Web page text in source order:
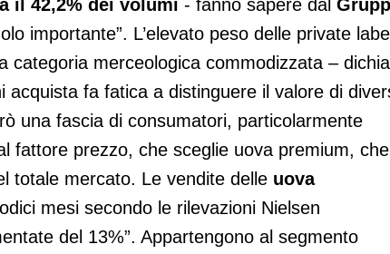
il 42,2% dei volumi - fanno sapere dal
importante”. L’elevato peso delle private
categoria merceologica commodizzata –
acquista fa fatica a distinguere il valore di
una fascia di consumatori, particolarmente
fattore prezzo, che sceglie uova premium, che
totale mercato. Le vendite delle uova
mesi secondo le rilevazioni Nielsen
del 13%”. Appartengono al segmento